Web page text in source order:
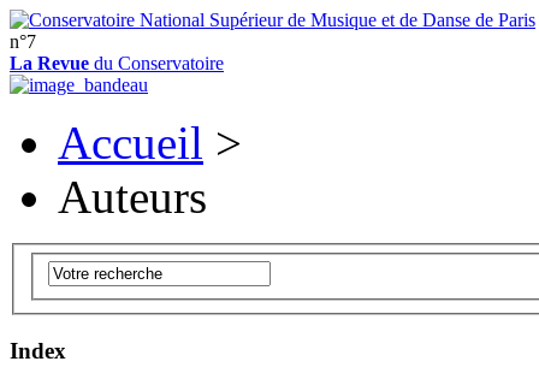
n°7
La Revue du Conservatoire
Accueil >
Auteurs
Index